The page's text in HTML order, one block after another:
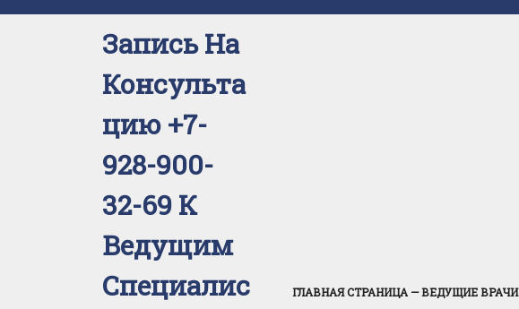
Запись На
Консульта
Цию +7-
928-900-
32-69 К
Ведущим
Специалис
ГЛАВНАЯ СТРАНИЦА — ВЕДУЩИЕ ВРАЧИ